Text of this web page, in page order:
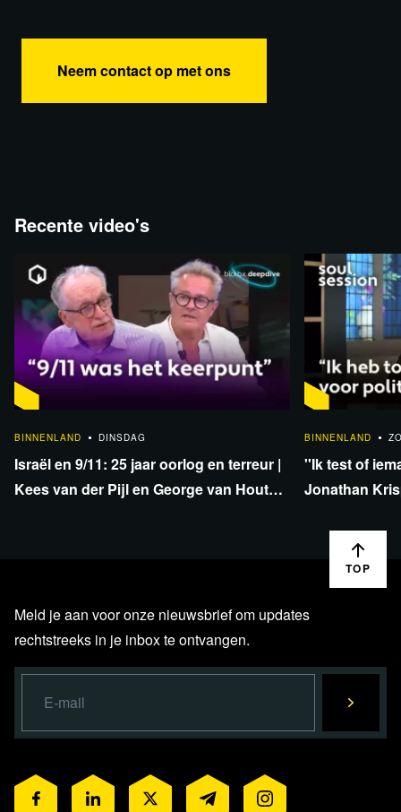
Neem contact op met ons
Recente video's
BINNENLAND
DINSDAG
Israël en 9/11: 25 jaar oorlog en terreur |
Kees van der Pijl en George van Houts -
BINNENLAND
''Ik test of
Jonathan
TOP
Meld je aan voor onze nieuwsbrief om updates
rechtstreeks in je inbox te ontvangen.